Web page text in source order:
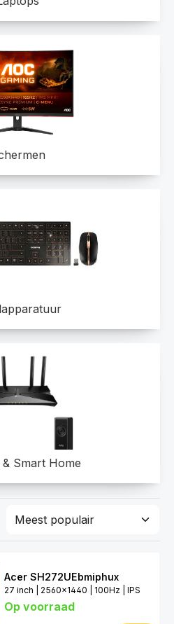
Smart Home
Acer SH272UEbmiphux
27 inch | 2560x1440 | 100Hz | IPS
Op voorraad